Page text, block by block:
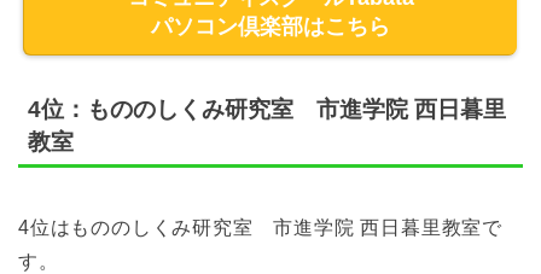
パソコン倶楽部はこちら
4位：もののしくみ研究室 市進学院 西日暮里
教室
4位はもののしくみ研究室 市進学院 西日暮里教室で
す。